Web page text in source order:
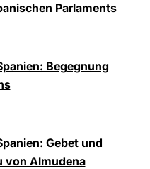
Parlaments
Begegnung
Gebet und
von Almudena